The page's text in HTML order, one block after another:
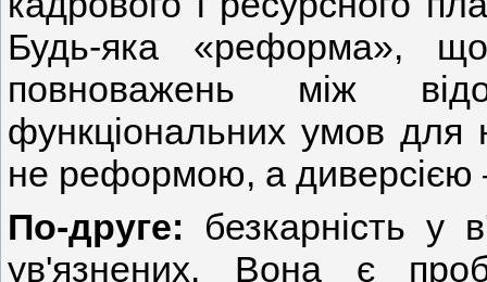
Будь-яка «реформа»,
повноважень між
функціональних умов для
не реформою, а диверсією
По-друге: безкарність
ув'язнених. Вона є